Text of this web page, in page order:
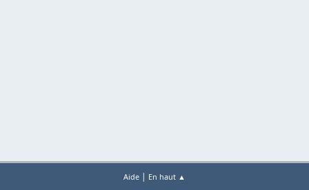
Aide | En haut ▲